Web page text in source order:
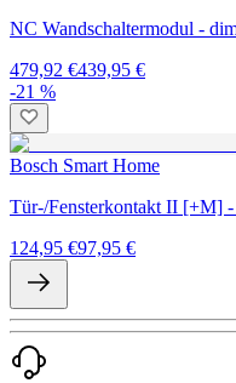
NC Wandschaltermodul -
479,92 €439,95 €
-21 %
Bosch Smart Home
Tür-/Fensterkontakt II [+M] -
124,95 €97,95 €